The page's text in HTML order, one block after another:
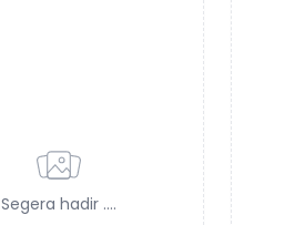
Segera hadir ....